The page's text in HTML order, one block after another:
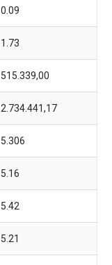
0.09
1.73
515.339,00
2.734.441,17
5.306
5.16
5.42
5.21